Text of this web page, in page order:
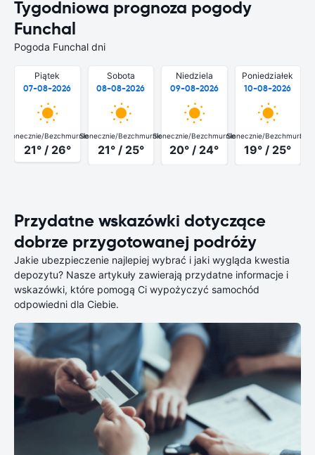
Tygodniowa prognoza pogody
Funchal
Pogoda Funchal dni
Piątek
07-08-2026
Słonecznie/Bezchmurnie
21° / 26°
Sobota
08-08-2026
Słonecznie/Bezchmurnie
21° / 25°
Niedziela
09-08-2026
Słonecznie/Bezchmurnie
20° / 24°
Poniedziałek
10-08-2026
Słonecznie/Bezchmurnie
19° / 25°
Przydatne wskazówki dotyczące
dobrze przygotowanej podróży
Jakie ubezpieczenie najlepiej wybrać i jaki wygląda kwestia
depozytu? Nasze artykuły zawierają przydatne informacje i
wskazówki, które pomogą Ci wypożyczyć samochód
odpowiedni dla Ciebie.